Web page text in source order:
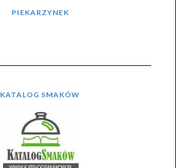
PIEKARZYNEK
KATALOG SMAKÓW